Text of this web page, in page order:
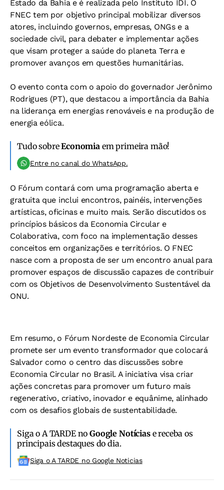
Estado da Bahia e é realizada pelo Instituto IDI. O
FNEC tem por objetivo principal mobilizar diversos
atores, incluindo governos, empresas, ONGs e a
sociedade civil, para debater e implementar ações
que visam proteger a saúde do planeta Terra e
promover avanços em questões humanitárias.
O evento conta com o apoio do governador Jerônimo
Rodrigues (PT), que destacou a importância da Bahia
na liderança em energias renováveis e na produção de
energia eólica.
Tudo sobreEconomiaem primeira mão!
Entre no canal do WhatsApp.
O Fórum contará com uma programação aberta e
gratuita que inclui encontros, painéis, intervenções
artísticas, oficinas e muito mais. Serão discutidos os
princípios básicos da Economia Circular e
Colaborativa, com foco na implementação desses
conceitos em organizações e territórios. O FNEC
nasce com a proposta de ser um encontro anual para
promover espaços de discussão capazes de contribuir
com os Objetivos de Desenvolvimento Sustentável da
ONU.
Em resumo, o Fórum Nordeste de Economia Circular
promete ser um evento transformador que colocará
Salvador como o centro das discussões sobre
Economia Circular no Brasil. A iniciativa visa criar
ações concretas para promover um futuro mais
regenerativo, criativo, inovador e equânime, alinhado
com os desafios globais de sustentabilidade.
Siga o A TARDE noGoogle Notíciase receba os
principais destaques do dia.
Siga o A TARDE no Google Noticias